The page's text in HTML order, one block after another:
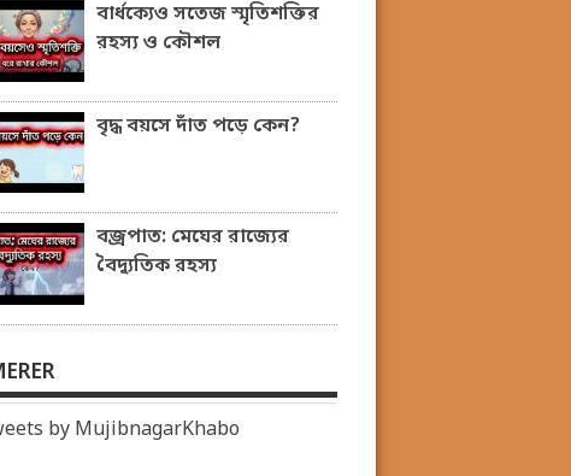
বার্ধক্যেও সতেজ স্মৃতিশক্তির
রহস্য ও কৌশল
বৃদ্ধ বয়সে দাঁত পড়ে কেন?
বজ্রপাত: মেঘের রাজ্যের
বৈদ্যুতিক রহস্য
by MujibnagarKhabo